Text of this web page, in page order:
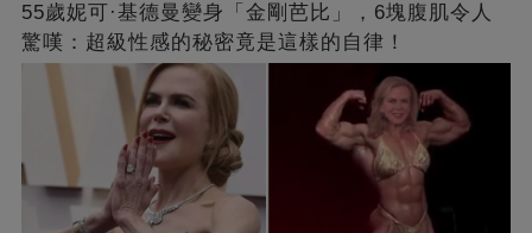
55歲妮可·基德曼變身「金剛芭比」，6塊腹肌令人
驚嘆：超級性感的秘密竟是這樣的自律！